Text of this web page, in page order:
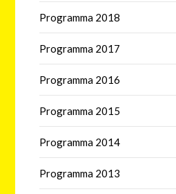
Programma 2018
Programma 2017
Programma 2016
Programma 2015
Programma 2014
Programma 2013